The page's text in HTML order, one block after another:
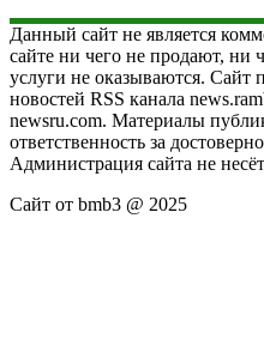
Данный сайт не является
сайте ни чего не продают, ни
услуги не оказываются. Сайт
новостей RSS канала
newsru.com. Материалы
ответственность за
Администрация сайта не
Сайт от bmb3 @ 2025